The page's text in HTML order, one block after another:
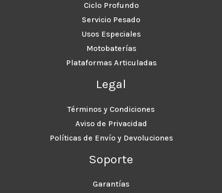
Ciclo Profundo
Servicio Pesado
Usos Especiales
Motobaterías
Plataformas Articuladas
Legal
Términos y Condiciones
Aviso de Privacidad
Políticas de Envío y Devoluciones
Soporte
Garantías